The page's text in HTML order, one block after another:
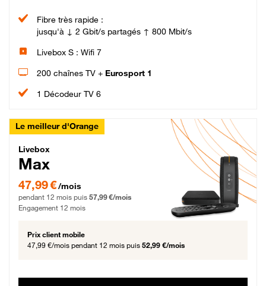
Fibre très rapide :
jusqu'à ↓ 2 Gbit/s partagés ↑ 800 Mbit/s
Livebox S : Wifi 7
200 chaînes TV + Eurosport 1
1 Décodeur TV 6
Le meilleur d'Orange
Livebox Max Fibre
Livebox
Max
47,99 € par mois pendant 12 mois puis 57,99 € par mois, Engagement 12 mois
47,99 €/mois
pendant 12 mois puis 57,99 €/mois
Engagement 12 mois
Prix client mobile
47,99 €/mois pendant 12 mois puis 52,99 €/mois